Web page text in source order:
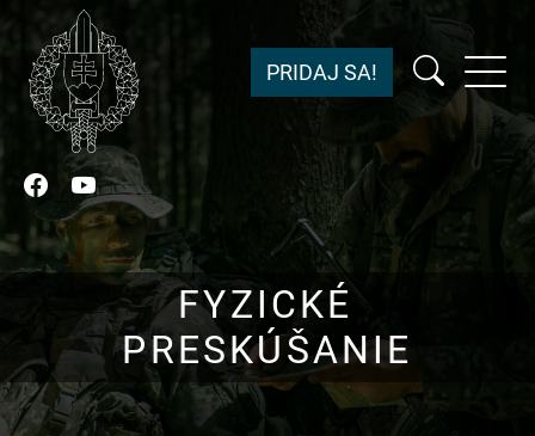
Facebook
YouTube
PRIDAJ SA!
FYZICKÉ
PRESKÚŠANIE